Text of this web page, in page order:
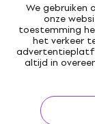
We gebruiken
onze
toestemming
het verkeer
altijd in